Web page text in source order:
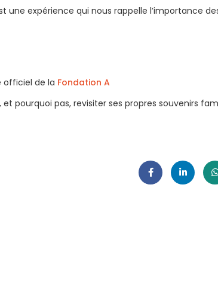
une expérience qui nous rappelle l’importance
officiel de la Fondation A
pourquoi pas, revisiter ses propres souvenirs